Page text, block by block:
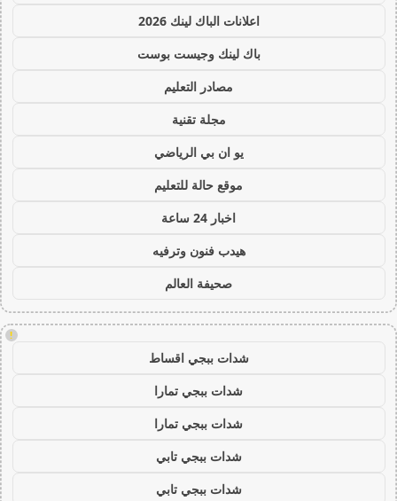
اعلانات الباك لينك 2026
باك لينك وجيست بوست
مصادر التعليم
مجلة تقنية
يو ان بي الرياضي
موقع حالة للتعليم
اخبار 24 ساعة
هيدب فنون وترفيه
صحيفة العالم
!
شدات ببجي اقساط
شدات ببجي تمارا
شدات ببجي تمارا
شدات ببجي تابي
شدات ببجي تابي